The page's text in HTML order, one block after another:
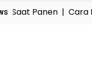
Saat Panen |Cara